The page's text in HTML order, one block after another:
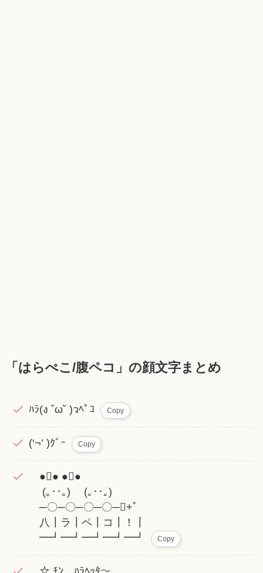
「はらぺこ/腹ペコ」の顔文字まとめ
ﾊﾗ(ง ˘ω˘ )วﾍﾟｺ Copy
(‘¬’ )ｸﾞｰ Copy
●󾔏● ●󾓑●
(｡･･｡) (｡･･｡)
─〇─〇─〇─〇─󾬚+ﾟ
八┃ラ┃ペ┃コ┃！┃
━┛━┛━┛━┛━┛
Copy